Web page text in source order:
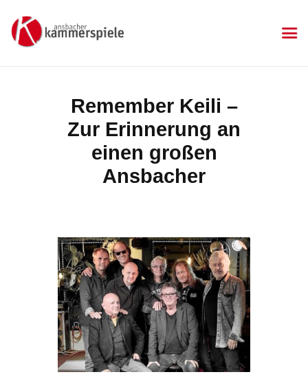
Remember Keili –
Zur Erinnerung an
einen großen
Ansbacher
KAMMERSPIELE
Aktuelles
Kartenkauf
Die Kammerspiele
Mitgliedschaft
Impressum
Datenschutzerklärung